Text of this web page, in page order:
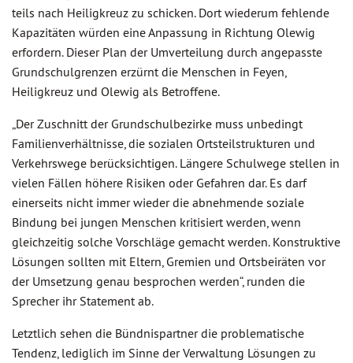
teils nach Heiligkreuz zu schicken. Dort wiederum fehlende
Kapazitäten würden eine Anpassung in Richtung Olewig
erfordern. Dieser Plan der Umverteilung durch angepasste
Grundschulgrenzen erzürnt die Menschen in Feyen,
Heiligkreuz und Olewig als Betroffene.
„Der Zuschnitt der Grundschulbezirke muss unbedingt
Familienverhältnisse, die sozialen Ortsteilstrukturen und
Verkehrswege berücksichtigen. Längere Schulwege stellen in
vielen Fällen höhere Risiken oder Gefahren dar. Es darf
einerseits nicht immer wieder die abnehmende soziale
Bindung bei jungen Menschen kritisiert werden, wenn
gleichzeitig solche Vorschläge gemacht werden. Konstruktive
Lösungen sollten mit Eltern, Gremien und Ortsbeiräten vor
der Umsetzung genau besprochen werden“, runden die
Sprecher ihr Statement ab.
Letztlich sehen die Bündnispartner die problematische
Tendenz, lediglich im Sinne der Verwaltung Lösungen zu